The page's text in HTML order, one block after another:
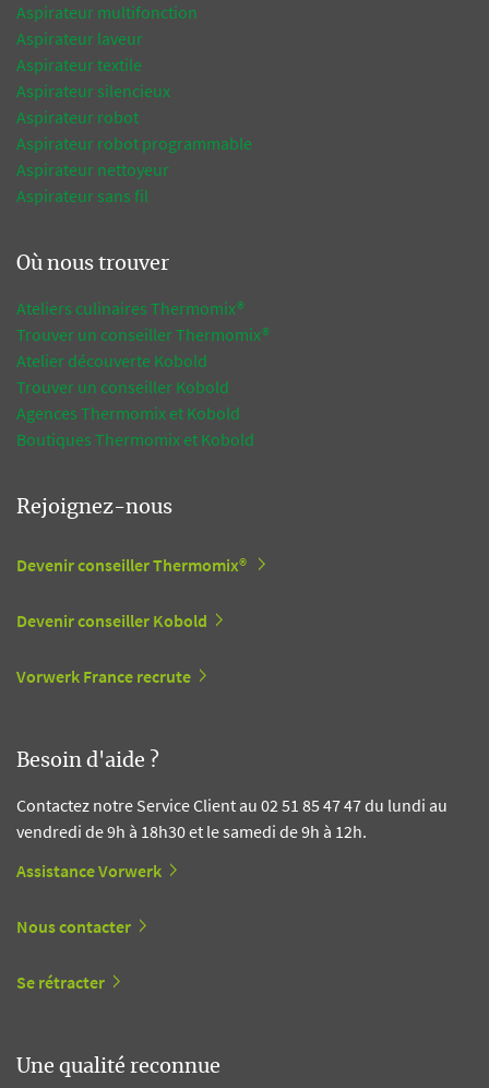
Aspirateur multifonction
Aspirateur laveur
Aspirateur textile
Aspirateur silencieux
Aspirateur robot
Aspirateur robot programmable
Aspirateur nettoyeur
Aspirateur sans fil
Où nous trouver
Ateliers culinaires Thermomix®
Trouver un conseiller Thermomix®
Atelier découverte Kobold
Trouver un conseiller Kobold
Agences Thermomix et Kobold
Boutiques Thermomix et Kobold
Rejoignez-nous
Devenir conseiller Thermomix®
Devenir conseiller Kobold
Vorwerk France recrute
Besoin d'aide ?
Contactez notre Service Client au 02 51 85 47 47 du lundi au
vendredi de 9h à 18h30 et le samedi de 9h à 12h.
Assistance Vorwerk
Nous contacter
Se rétracter
Une qualité reconnue